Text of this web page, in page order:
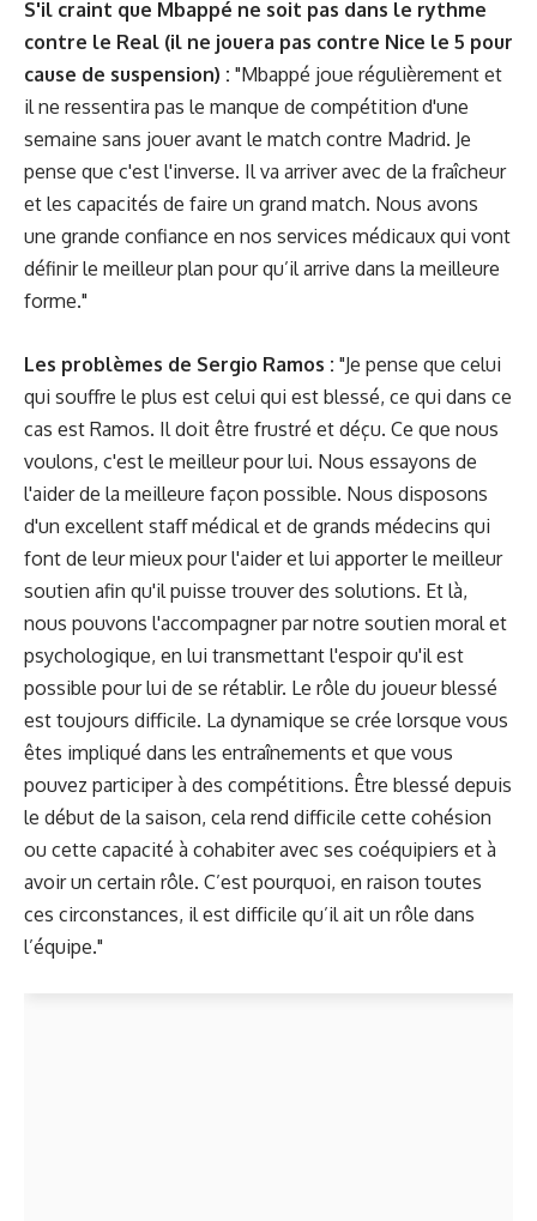
S'il craint que Mbappé ne soit pas dans le rythme
contre le Real (il ne jouera pas contre Nice le 5 pour
cause de suspension) : "Mbappé joue régulièrement et
il ne ressentira pas le manque de compétition d'une
semaine sans jouer avant le match contre Madrid. Je
pense que c'est l'inverse. Il va arriver avec de la fraîcheur
et les capacités de faire un grand match. Nous avons
une grande confiance en nos services médicaux qui vont
définir le meilleur plan pour qu’il arrive dans la meilleure
forme."
Les problèmes de Sergio Ramos : "Je pense que celui
qui souffre le plus est celui qui est blessé, ce qui dans ce
cas est Ramos. Il doit être frustré et déçu. Ce que nous
voulons, c'est le meilleur pour lui. Nous essayons de
l'aider de la meilleure façon possible. Nous disposons
d'un excellent staff médical et de grands médecins qui
font de leur mieux pour l'aider et lui apporter le meilleur
soutien afin qu'il puisse trouver des solutions. Et là,
nous pouvons l'accompagner par notre soutien moral et
psychologique, en lui transmettant l'espoir qu'il est
possible pour lui de se rétablir. Le rôle du joueur blessé
est toujours difficile. La dynamique se crée lorsque vous
êtes impliqué dans les entraînements et que vous
pouvez participer à des compétitions. Être blessé depuis
le début de la saison, cela rend difficile cette cohésion
ou cette capacité à cohabiter avec ses coéquipiers et à
avoir un certain rôle. C’est pourquoi, en raison toutes
ces circonstances, il est difficile qu’il ait un rôle dans
l’équipe."